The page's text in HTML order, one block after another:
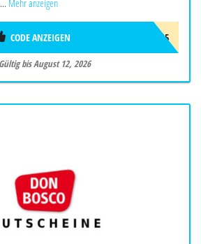
Mehr anzeigen
W-WMK-15
CODE ANZEIGEN
Gültig bis August 12, 2026